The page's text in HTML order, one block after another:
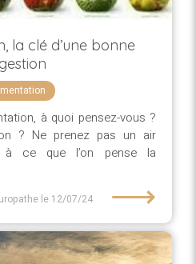
la clé d’une bonne
à quoi pensez-vous ?
? Ne prenez pas un air
à ce que l’on pense la
le 12/07/24 ⟶